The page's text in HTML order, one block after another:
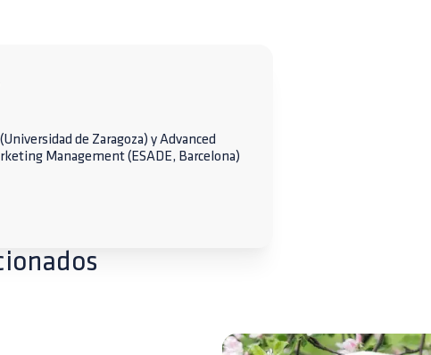
de Zaragoza) y Advanced
Management (ESADE, Barcelona)